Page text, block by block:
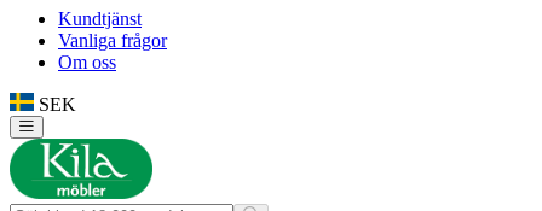
Kundtjänst
Vanliga frågor
Om oss
SEK